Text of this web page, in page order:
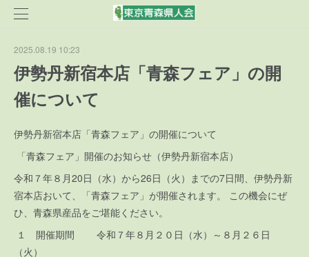
2025.08.19 10:23
伊勢丹新宿本店「青森フェア」の開
催について
伊勢丹新宿本店「青森フェア」の開催について
「青森フェア」開催のお知らせ（伊勢丹新宿本店）
令和７年８月20日（水）から26日（火）までの7日間、伊勢丹新
宿本店おいて、「青森フェア」が開催されます。 この機会にぜ
ひ、青森県産品をご堪能ください。
１ 開催期間 令和７年８月２０日（水）～８月２６日
（火）